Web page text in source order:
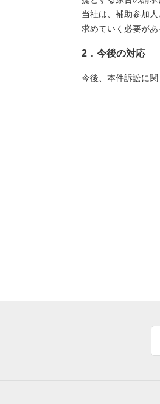
当社は、補助参加
求めていく必要があ
2．今後の対応
今後、本件訴訟に